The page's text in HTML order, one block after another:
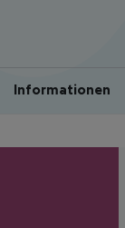
Informationen